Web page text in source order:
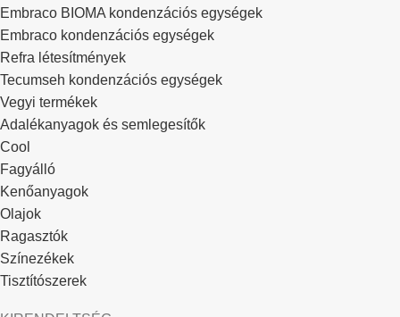
Embraco BIOMA kondenzációs egységek
Embraco kondenzációs egységek
Refra létesítmények
Tecumseh kondenzációs egységek
Vegyi termékek
Adalékanyagok és semlegesítők
Cool
Fagyálló
Kenőanyagok
Olajok
Ragasztók
Színezékek
Tisztítószerek